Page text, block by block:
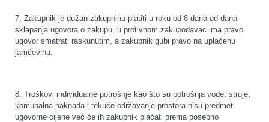
7. Zakupnik je dužan zakupninu platiti u roku od 8 dana od dana
sklapanja ugovora o zakupu, u protivnom zakupodavac ima pravo
ugovor smatrati raskunutim, a zakupnik gubi pravo na uplaćenu
jamčevinu.
8. Troškovi individualne potrošnje kao što su potrošnja vode, struje,
komunalna naknada i tekuće održavanje prostora nisu predmet
ugovorne cijene već će ih zakupnik plaćati prema posebno